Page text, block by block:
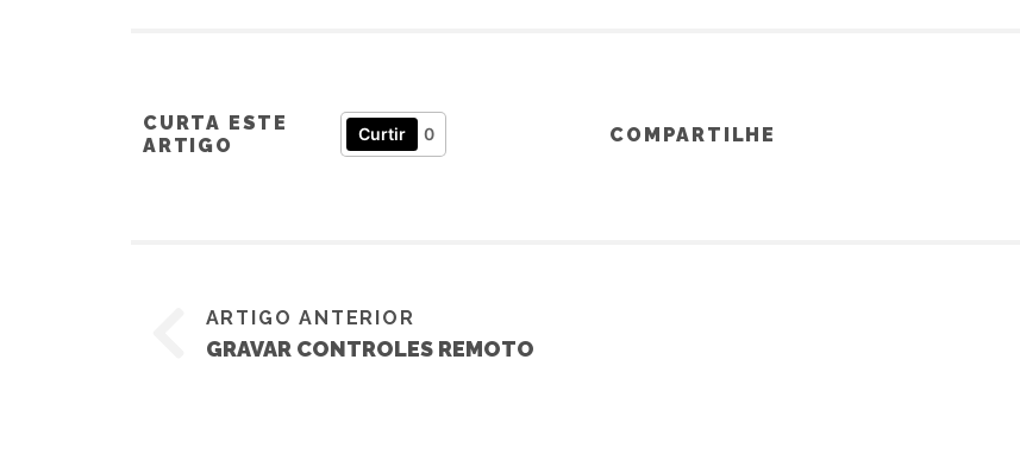
CURTA ESTE
ARTIGO
Curtir 0 COMPARTILHE
ARTIGO ANTERIOR
GRAVAR CONTROLES REMOTO